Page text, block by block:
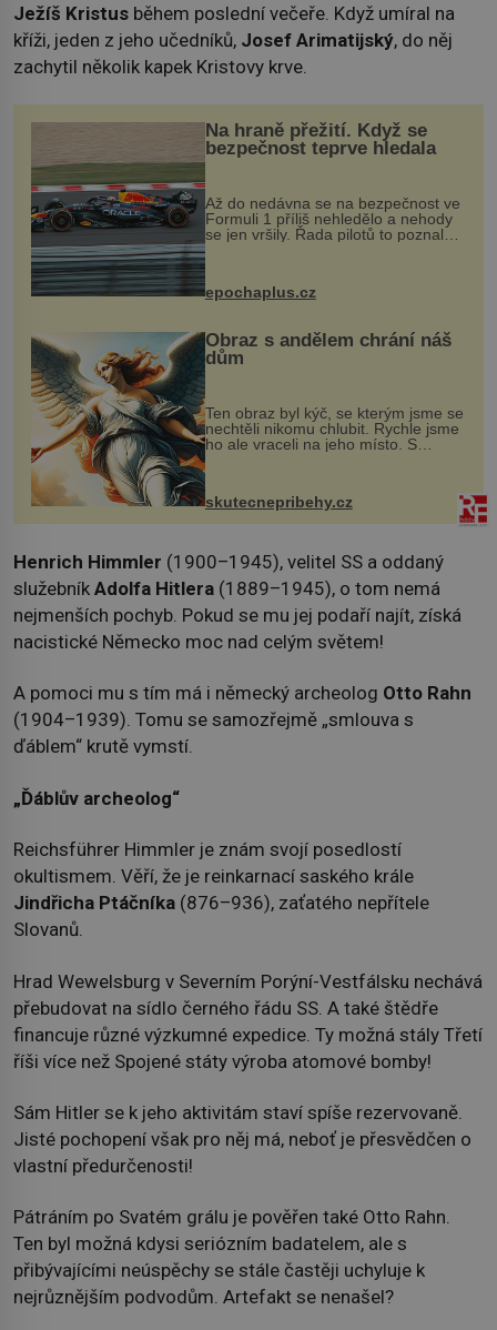
Ježíš Kristus během poslední večeře. Když umíral na
kříži, jeden z jeho učedníků, Josef Arimatijský, do něj
zachytil několik kapek Kristovy krve.
Na hraně přežití. Když se
bezpečnost teprve hledala
Až do nedávna se na bezpečnost ve
Formuli 1 příliš nehledělo a nehody
se jen vršily. Řada pilotů to poznala
na vlastní kůži, často s trvalými
následky nebo bohužel i ztrátou
života. Dnes nepochopiteln...
epochaplus.cz
Obraz s andělem chrání náš
dům
Ten obraz byl kýč, se kterým jsme se
nechtěli nikomu chlubit. Rychle jsme
ho ale vraceli na jeho místo. S
manželem Vaškem jsme si pořídili
chaloupku, takový domek na severu
Čech, kde jsme si naplánova...
skutecnepribehy.cz
Henrich Himmler (1900–1945), velitel SS a oddaný
služebník Adolfa Hitlera (1889–1945), o tom nemá
nejmenších pochyb. Pokud se mu jej podaří najít, získá
nacistické Německo moc nad celým světem!
A pomoci mu s tím má i německý archeolog Otto Rahn
(1904–1939). Tomu se samozřejmě „smlouva s
ďáblem“ krutě vymstí.
„Ďáblův archeolog“
Reichsführer Himmler je znám svojí posedlostí
okultismem. Věří, že je reinkarnací saského krále
Jindřicha Ptáčníka (876–936), zaťatého nepřítele
Slovanů.
Hrad Wewelsburg v Severním Porýní-Vestfálsku nechává
přebudovat na sídlo černého řádu SS. A také štědře
financuje různé výzkumné expedice. Ty možná stály Třetí
říši více než Spojené státy výroba atomové bomby!
Sám Hitler se k jeho aktivitám staví spíše rezervovaně.
Jisté pochopení však pro něj má, neboť je přesvědčen o
vlastní předurčenosti!
Pátráním po Svatém grálu je pověřen také Otto Rahn.
Ten byl možná kdysi seriózním badatelem, ale s
přibývajícími neúspěchy se stále častěji uchyluje k
nejrůznějším podvodům. Artefakt se nenašel?